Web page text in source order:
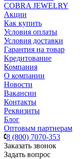
COBRA JEWELRY
Акции
Как купить
Условия оплаты
Условия доставки
Гарантия на товар
Кредитование
Компания
О компании
Новости
Вакансии
Контакты
Реквизиты
Блог
Оптовым партнерам
8 (800) 7070-353
Заказать звонок
Задать вопрос